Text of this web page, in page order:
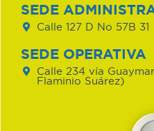
SEDE
Calle 127 D No 57B 31
SEDE OPERATIVA
Calle 234 vía
Flaminio Suárez)